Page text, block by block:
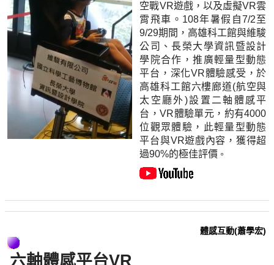
空戰VR遊戲，以及虛擬VR雲
霄飛車。108年暑假自7/2至
9/29期間，高雄科工館與維駿
公司、長榮大學資訊暨設計
學院合作，推廣輕量型動態
平台，深化VR體驗感受，於
高雄科工館六樓廊道(航空與
太空廳外)設置二軸體感平
台，VR體驗單元，約有4000
位觀眾體驗，此輕量型動態
平台與VR遊戲內容，獲得超
過90%的極佳評價 。
六軸體感平台VR
體感互動(蕭學宏)